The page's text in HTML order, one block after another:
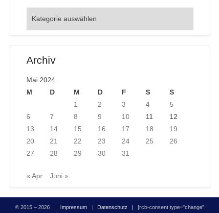
Archiv
Mai 2024
M
D M D F S
S
1
2 3 4
5
6
7 8 9 10 11
12
13
14 15 16 17 18
19
20
21 22 23 24 25
26
27
28 29 30 31
« Apr. Juni »
© 2015 – 2026 | Impressum| Datenschutz | [rcb-consent type="change"